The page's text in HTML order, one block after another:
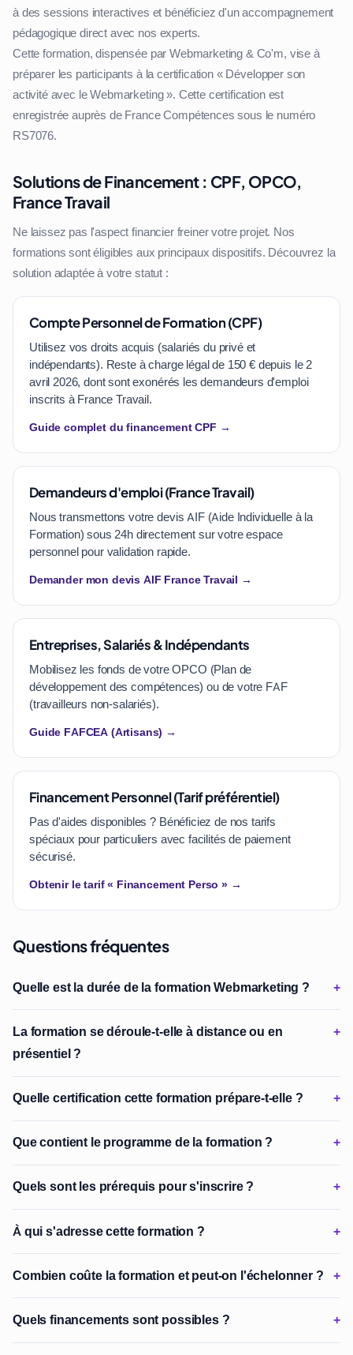
à des sessions interactives et bénéficiez d'un accompagnement
pédagogique direct avec nos experts.
Cette formation, dispensée par Webmarketing & Co'm, vise à
préparer les participants à la certification « Développer son
activité avec le Webmarketing ». Cette certification est
enregistrée auprès de France Compétences sous le numéro
RS7076.
Solutions de Financement : CPF, OPCO,
France Travail
Ne laissez pas l'aspect financier freiner votre projet. Nos
formations sont éligibles aux principaux dispositifs. Découvrez la
solution adaptée à votre statut :
Compte Personnel de Formation (CPF)
Utilisez vos droits acquis (salariés du privé et
indépendants). Reste à charge légal de 150 € depuis le 2
avril 2026, dont sont exonérés les demandeurs d'emploi
inscrits à France Travail.
Guide complet du financement CPF →
Demandeurs d'emploi (France Travail)
Nous transmettons votre devis AIF (Aide Individuelle à la
Formation) sous 24h directement sur votre espace
personnel pour validation rapide.
Demander mon devis AIF France Travail →
Entreprises, Salariés & Indépendants
Mobilisez les fonds de votre OPCO (Plan de
développement des compétences) ou de votre FAF
(travailleurs non-salariés).
Guide FAFCEA (Artisans) →
Financement Personnel (Tarif préférentiel)
Pas d'aides disponibles ? Bénéficiez de nos tarifs
spéciaux pour particuliers avec facilités de paiement
sécurisé.
Obtenir le tarif « Financement Perso » →
Questions fréquentes
Quelle est la durée de la formation Webmarketing ?
La formation se déroule-t-elle à distance ou en
présentiel ?
Quelle certification cette formation prépare-t-elle ?
Que contient le programme de la formation ?
Quels sont les prérequis pour s'inscrire ?
À qui s'adresse cette formation ?
Combien coûte la formation et peut-on l'échelonner ?
Quels financements sont possibles ?